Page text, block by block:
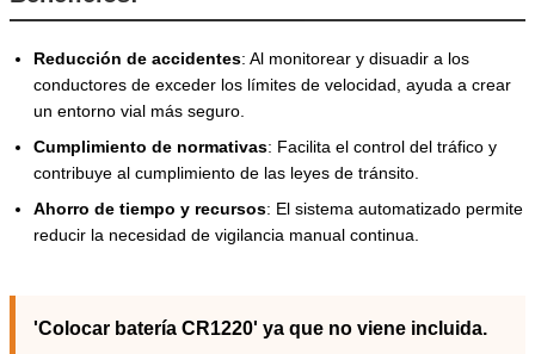
Reducción de accidentes: Al monitorear y disuadir a los
conductores de exceder los límites de velocidad, ayuda a crear
un entorno vial más seguro.
Cumplimiento de normativas: Facilita el control del tráfico y
contribuye al cumplimiento de las leyes de tránsito.
Ahorro de tiempo y recursos: El sistema automatizado permite
reducir la necesidad de vigilancia manual continua.
'Colocar batería CR1220' ya que no viene incluida.